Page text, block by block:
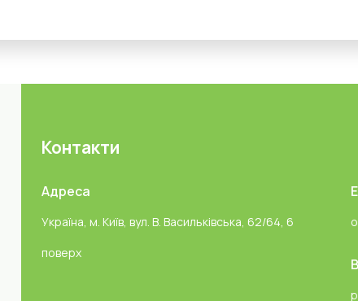
Контакти
Адреса
Україна, м. Київ, вул. В. Васильківська, 62/64, 6
поверх